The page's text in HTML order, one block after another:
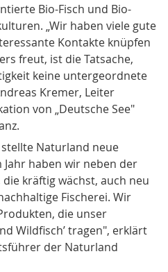
Bio-Fisch und Bio-
„Wir haben viele gute
Kontakte knüpfen
freut, ist die Tatsache,
keine untergeordnete
Kremer, Leiter
von „Deutsche See"
Naturland neue
Jahr haben wir neben der
kräftig wächst, auch neu
Fischerei. Wir
die unser
Wildfisch’ tragen", erklärt
der Naturland